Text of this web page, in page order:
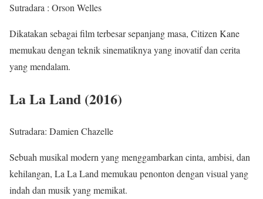
Sutradara : Orson Welles
Dikatakan sebagai film terbesar sepanjang masa, Citizen Kane
memukau dengan teknik sinematiknya yang inovatif dan cerita
yang mendalam.
La La Land (2016)
Sutradara: Damien Chazelle
Sebuah musikal modern yang menggambarkan cinta, ambisi, dan
kehilangan, La La Land memukau penonton dengan visual yang
indah dan musik yang memikat.